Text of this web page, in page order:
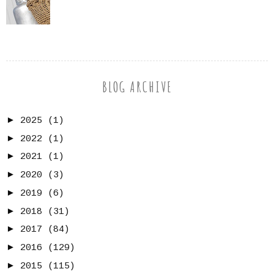
BLOG ARCHIVE
► 2025
(1)
► 2022
(1)
► 2021
(1)
► 2020
(3)
► 2019
(6)
► 2018
(31)
► 2017
(84)
► 2016
(129)
► 2015
(115)